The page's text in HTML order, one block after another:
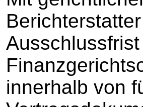
innerhalb von